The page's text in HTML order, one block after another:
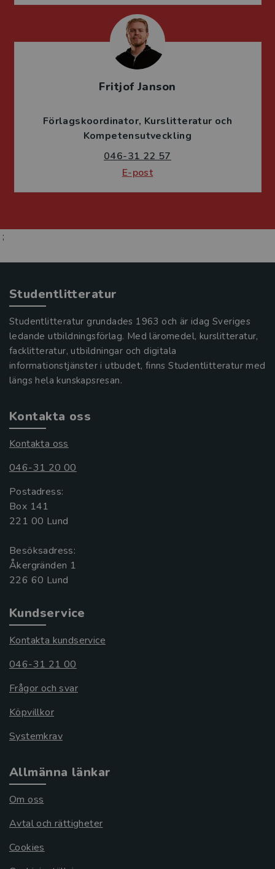
Fritjof Janson
Förlagskoordinator Kurslitteratur och
Kompetensutveckling
046-31 22 57
E-post
;
Studentlitteratur
Studentlitteratur grundades 1963 och är idag Sveriges
ledande utbildningsförlag. Med läromedel, kurslitteratur,
facklitteratur, utbildningar och digitala
informationstjänster i utbudet, finns Studentlitteratur med
längs hela kunskapsresan.
Kontakta oss
Kontakta oss
046-31 20 00
Postadress:
Box 141
221 00 Lund
Besöksadress:
Åkergränden 1
Kundservice
Kontakta kundservice
046-31 21 00
Frågor och svar
Köpvillkor
Systemkrav
Allmänna länkar
Om oss
Avtal och rättigheter
Cookies